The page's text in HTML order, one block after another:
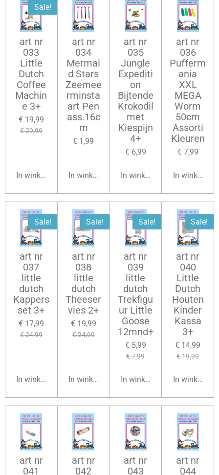
Sale!
art nr
033
Little
Dutch
Coffee
Machin
e 3+
€ 19,99
€ 29,99
In winkelwagen
art nr
034
Mermai
d Stars
Zeemee
rminsta
art Pen
ass.16c
m
€ 1,99
In winkelwagen
art nr
035
Jungle
Expediti
on
Bijtende
Krokodil
met
Kiespijn
4+
€ 6,99
In winkelwagen
art nr
036
Pufferm
ania
XXL
MEGA
Worm
50cm
Assorti
Kleuren
€ 7,99
In
Sale!
art nr
037
little
dutch
Kappers
set 3+
€ 17,99
€ 24,99
In winkelwagen
Sale!
art nr
038
little
dutch
Theeser
vies 2+
€ 19,99
€ 24,99
In winkelwagen
Sale!
art nr
039
little
dutch
Trekfigu
ur Little
Goose
12mnd+
€ 5,99
€ 7,99
In winkelwagen
Sale!
art nr
040
Little
Dutch
Houten
Kinder
Kassa
3+
€ 14,99
€ 19,99
In
art nr
041
art nr
042
art nr
043
art nr
044